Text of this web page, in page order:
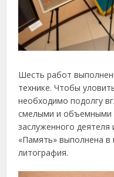
Шесть работ
технике. Чтобы
необходимо подолгу
смелыми и объемными
заслуженного деятеля
«Память» выполнена в
литография.